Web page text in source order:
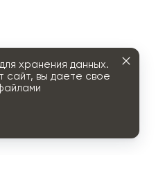
хранения данных.
сайт, вы даете свое